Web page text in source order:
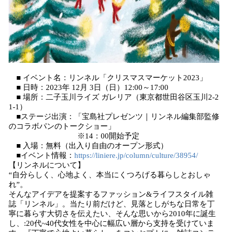
■ イベント名：リンネル「クリスマスマーケット2023」
■ 日時：2023年 12月 3日（日）12:00～17:00
■ 場所：二子玉川ライズ ガレリア（東京都世田谷区玉川2-2
1-1）
■ステージ出演：「宝島社プレゼンツ｜リンネル編集部監修
のコラボパンのトークショー」
※14：00開始予定
■ 入場：無料（出入り自由のオープン形式）
■イベント情報： https://liniere.jp/column/culture/38954/
【リンネルについて】
“自分らしく、心地よく、本当にくつろげる暮らしとおしゃ
れ”。
そんなアイデアを提案するファッション&ライフスタイル雑
誌「リンネル」。当たり前だけど、見落としがちな日常を丁
寧に暮らす大切さを伝えたい、そんな思いから2010年に誕生
し、:20代~40代女性を中心に幅広い層から支持を受けていま